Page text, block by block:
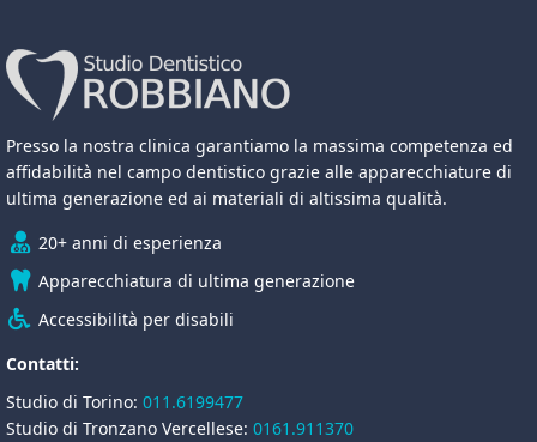
Presso la nostra clinica garantiamo la massima competenza ed
affidabilità nel campo dentistico grazie alle apparecchiature di
ultima generazione ed ai materiali di altissima qualità.
20+ anni di esperienza
Apparecchiatura di ultima generazione
Accessibilità per disabili
Contatti:
Studio di Torino: 011.6199477
Studio di Tronzano Vercellese: 0161.911370